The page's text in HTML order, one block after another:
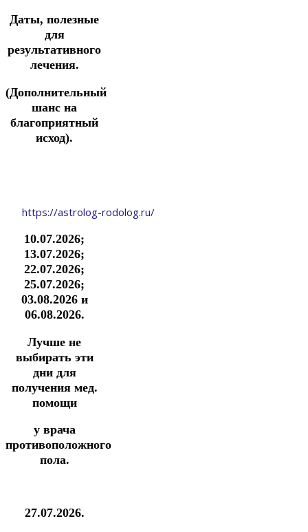
Даты, полезные
для
результативного
лечения.
(Дополнительный
шанс на
благоприятный
исход).
https://astrolog-rodolog.ru/
10.07.2026;
13.07.2026;
22.07.2026;
25.07.2026;
03.08.2026и
06.08.2026.
Лучше не
выбирать эти
дни для
получения мед.
помощи
у врача
противоположного
пола.
27.07.2026.